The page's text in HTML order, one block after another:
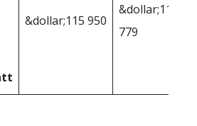
&dollar;115 950
&dollar;112
779